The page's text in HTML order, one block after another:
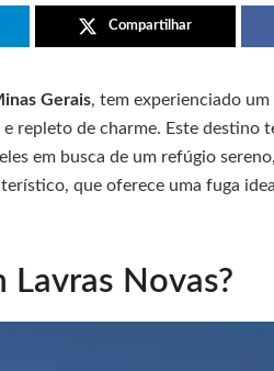
Compartilhar
Gerais, tem experienciado
repleto de charme. Este destino
em busca de um refúgio
que oferece uma fuga
Lavras Novas?